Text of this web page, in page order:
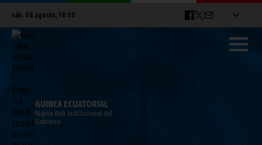
sáb. 08 agosto, 18:00
GUINEA ECUATORIAL
Página Web Institucional del
Gobierno
Adiós a Madiba